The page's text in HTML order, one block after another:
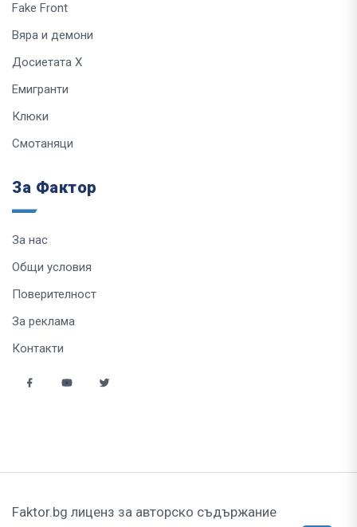
Fake Front
Вяра и демони
Досиетата Х
Емигранти
Клюки
Смотаняци
За Фактор
За нас
Общи условия
Поверителност
За реклама
Контакти
Faktor.bg лиценз за авторско съдържание